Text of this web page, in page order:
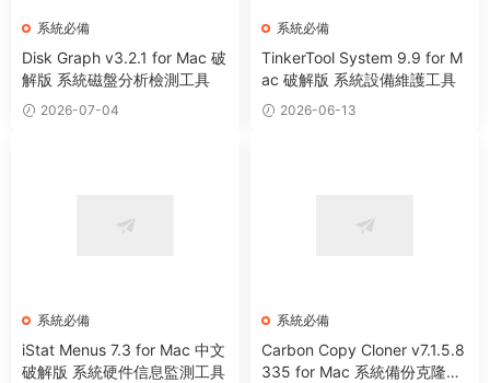
系統必備
Disk Graph v3.2.1 for Mac 破
解版 系統磁盤分析檢測工具
2026-07-04
系統必備
TinkerTool System 9.9 for M
ac 破解版 系統設備維護工具
2026-06-13
系統必備
iStat Menus 7.3 for Mac 中文
破解版 系統硬件信息監測工具
系統必備
Carbon Copy Cloner v7.1.5.8
335 for Mac 系統備份克隆遷